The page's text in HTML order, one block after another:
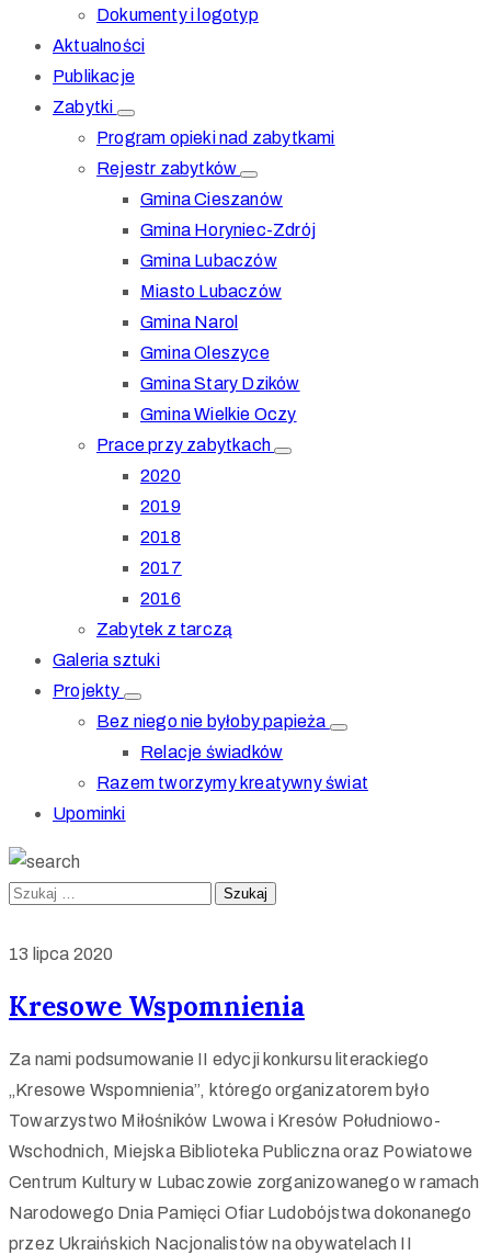
Dokumenty i logotyp
Aktualności
Publikacje
Zabytki
Program opieki nad zabytkami
Rejestr zabytków
Gmina Cieszanów
Gmina Horyniec-Zdrój
Gmina Lubaczów
Miasto Lubaczów
Gmina Narol
Gmina Oleszyce
Gmina Stary Dzików
Gmina Wielkie Oczy
Prace przy zabytkach
2020
2019
2018
2017
2016
Zabytek z tarczą
Galeria sztuki
Projekty
Bez niego nie byłoby papieża
Relacje świadków
Razem tworzymy kreatywny świat
Upominki
13 lipca 2020
Kresowe Wspomnienia
Za nami podsumowanie II edycji konkursu literackiego
„Kresowe Wspomnienia”, którego organizatorem było
Towarzystwo Miłośników Lwowa i Kresów Południowo-
Wschodnich, Miejska Biblioteka Publiczna oraz Powiatowe
Centrum Kultury w Lubaczowie zorganizowanego w ramach
Narodowego Dnia Pamięci Ofiar Ludobójstwa dokonanego
przez Ukraińskich Nacjonalistów na obywatelach II